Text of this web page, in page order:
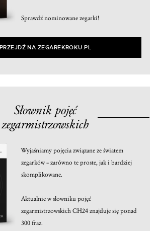
Sprawdź nominowane zegarki!
PRZEJDŹ NA ZEGAREKROKU.PL
Słownik pojęć
zegarmistrzowskich
Wyjaśniamy pojęcia związane ze światem
zegarków – zarówno te proste, jak i bardziej
skomplikowane.
Aktualnie w słowniku pojęć
zegarmistrzowskich CH24 znajduje się ponad
300 fraz.